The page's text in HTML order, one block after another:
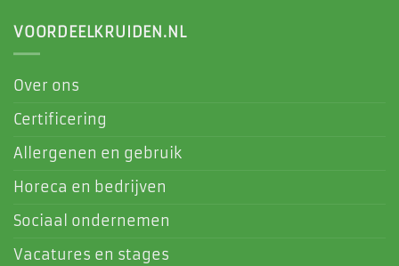
VOORDEELKRUIDEN.NL
Over ons
Certificering
Allergenen en gebruik
Horeca en bedrijven
Sociaal ondernemen
Vacatures en stages